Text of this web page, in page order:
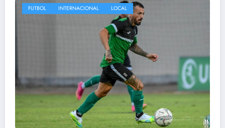
FUTBOL INTERNACIONAL LOCAL